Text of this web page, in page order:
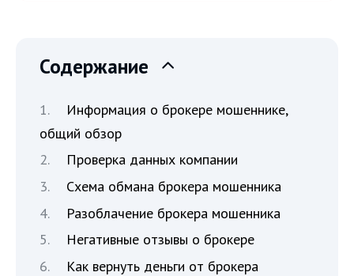
Содержание
Информация о брокере мошеннике,
общий обзор
Проверка данных компании
Схема обмана брокера мошенника
Разоблачение брокера мошенника
Негативные отзывы о брокере
Как вернуть деньги от брокера